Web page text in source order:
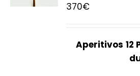
370€
Aperitivos 12